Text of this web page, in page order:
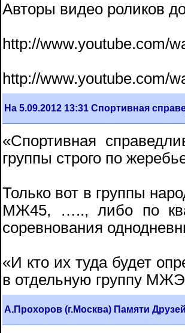
Авторы видео роликов
http://www.youtube.com/
http://www.youtube.com/
На 5.09.2012 13:31 Спортивная
«Спортивная
группы строго по
Только вот в группы
МЖ45, ….., либо по
соревнования
«И кто их туда будет
в отдельную группу
А.Прохоров (г.Москва) Памяти Друзей